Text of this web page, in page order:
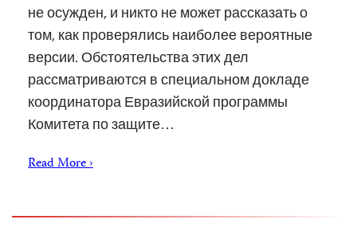
не осужден, и никто не может рассказать о
том, как проверялись наиболее вероятные
версии. Обстоятельства этих дел
рассматриваются в специальном докладе
координатора Евразийской программы
Комитета по защите…
Read More ›